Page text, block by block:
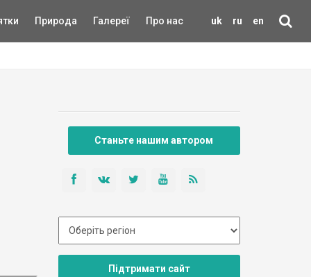
uk ru en
Природа Галереї Про нас
Станьте нашим автором
Підтримати сайт